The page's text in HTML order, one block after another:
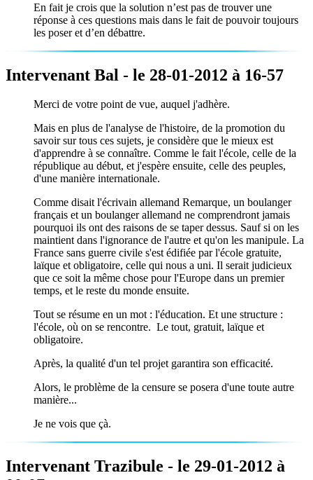
En fait je crois que la solution n’est pas de trouver une
réponse à ces questions mais dans le fait de pouvoir toujours
les poser et d’en débattre.
Intervenant Bal - le 28-01-2012 à 16-57
Merci de votre point de vue, auquel j'adhère.
Mais en plus de l'analyse de l'histoire, de la promotion du
savoir sur tous ces sujets, je considère que le mieux est
d'apprendre à se connaître. Comme le fait l'école, celle de la
république au début, et j'espère ensuite, celle des peuples,
d'une manière internationale.
Comme disait l'écrivain allemand Remarque, un boulanger
français et un boulanger allemand ne comprendront jamais
pourquoi ils ont des raisons de se taper dessus. Sauf si on les
maintient dans l'ignorance de l'autre et qu'on les manipule. La
France sans guerre civile s'est édifiée par l'école gratuite,
laïque et obligatoire, celle qui nous a uni. Il serait judicieux
que ce soit la même chose pour l'Europe dans un premier
temps, et le reste du monde ensuite.
Tout se résume en un mot : l'éducation. Et une structure :
l'école, où on se rencontre. Le tout, gratuit, laïque et
obligatoire.
Après, la qualité d'un tel projet garantira son efficacité.
Alors, le problème de la censure se posera d'une toute autre
manière...
Je ne vois que çà.
Intervenant Trazibule - le 29-01-2012 à